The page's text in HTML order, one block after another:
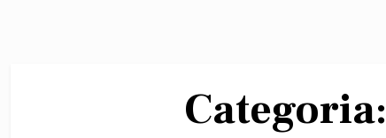
Categoria: